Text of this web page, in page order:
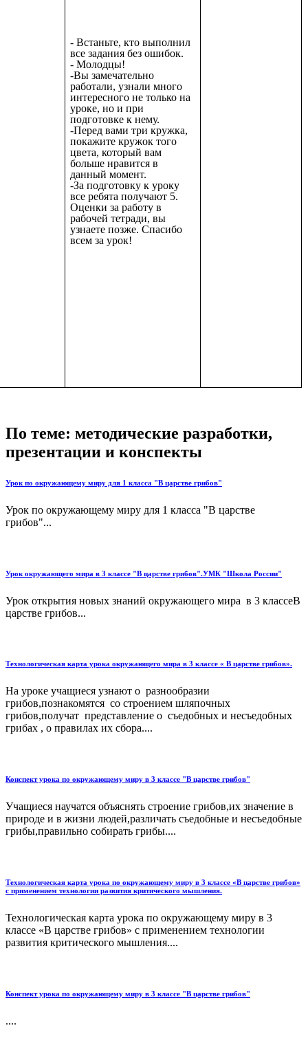
- Встаньте, кто выполнил
все задания без ошибок.
- Молодцы!
-Вы замечательно
работали, узнали много
интересного не только на
уроке, но и при
подготовке к нему.
-Перед вами три кружка,
покажите кружок того
цвета, который вам
больше нравится в
данный момент.
-За подготовку к уроку
все ребята получают 5.
Оценки за работу в
рабочей тетради, вы
узнаете позже. Спасибо
всем за урок!
По теме: методические разработки,
презентации и конспекты
Урок по окружающему миру для 1 класса "В царстве грибов"
Урок по окружающему миру для 1 класса "В царстве
грибов"...
Урок окружающего мира в 3 классе "В царстве грибов".УМК "Школа России"
Урок открытия новых знаний окружающего мира в 3 классеВ
царстве грибов...
Технологическая карта урока окружающего мира в 3 классе « В царстве грибов».
На уроке учащиеся узнают о разнообразии
грибов,познакомятся со строением шляпочных
грибов,получат представление о съедобных и несъедобных
грибах , о правилах их сбора....
Конспект урока по окружающему миру в 3 классе "В царстве грибов"
Учащиеся научатся объяснять строение грибов,их значение в
природе и в жизни людей,различать съедобные и несъедобные
грибы,правильно собирать грибы....
Технологическая карта урока по окружающему миру в 3 классе «В царстве грибов»
с применением технологии развития критического мышления.
Технологическая карта урока по окружающему миру в 3
классе «В царстве грибов» с применением технологии
развития критического мышления....
Конспект урока по окружающему миру в 3 классе "В царстве грибов"
....